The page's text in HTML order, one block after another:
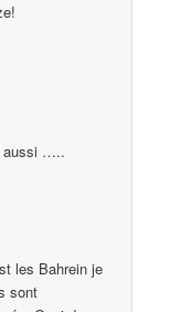
aussi …..
les Bahrein je
sont